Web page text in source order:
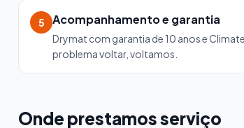
5 Acompanhamento e garantia
Drymat com garantia de 10 anos e
problema voltar, voltamos.
Onde prestamos serviço